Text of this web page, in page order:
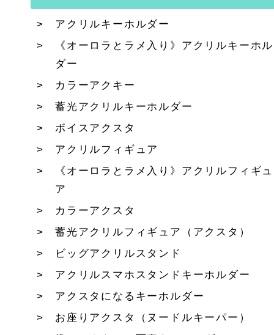
アクリルキーホルダー
《オーロラとラメ入り》アクリルキーホル
ダー
カラーアクキー
蓄光アクリルキーホルダー
ボイスアクスタ
アクリルフィギュア
《オーロラとラメ入り》アクリルフィギュ
ア
カラーアクスタ
蓄光アクリルフィギュア（アクスタ）
ビッグアクリルスタンド
アクリルスマホスタンドキーホルダー
アクスタになるキーホルダー
お座りアクスタ（ヌードルキーパー）